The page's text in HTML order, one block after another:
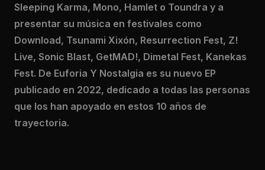
Sleeping Karma, Mono, Hamlet o Toundra y a
presentar su música en festivales como
Download, Tsunami Xixón, Resurrection Fest, Z!
Live, Sonic Blast, GetMAD!, Dimetal Fest, Kanekas
Fest. De Euforia Y Nostalgia es su nuevo EP
publicado en 2022, dedicado a todas las personas
que los han apoyado en estos 10 años de
trayectoria.